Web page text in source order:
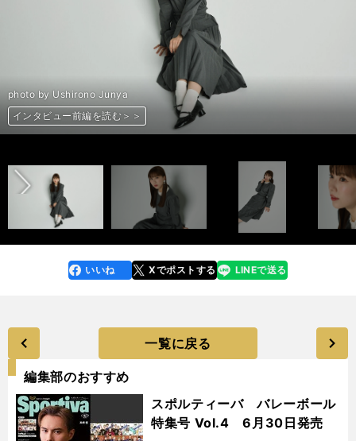
インタビュー前編を読む＞＞
インタビュー前編を読む＞＞
インタビュー前編を読む＞＞
インタビュー前編を読む＞＞
インタビュー前編を読む＞＞
インタビュー前編を読む＞＞
インタビュー前編を読む＞＞
インタビュー前編を読む＞＞
インタビュー前編を読む＞＞
photo by Ushirono Junya
インタビュー前編を読む＞＞
インタビュー前編を読む＞＞
インタビュー前編を読む＞＞
インタビュー前編を読む＞＞
インタビュー前編を読む＞＞
インタビュー前編を読む＞＞
インタビュー前編を読む＞＞
インタビュー前編を読む＞＞
インタビュー前編を読む＞＞
インタビュー前編を読む＞＞
インタビュー前編を読む＞＞
前へ
faceboo
k
いいね Xでポストする
line LINEで送る
一覧に戻る
編集部のおすすめ
スポルティーバ バレーボール
特集号 Vol.4 6月30日発売